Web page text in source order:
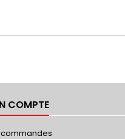
COMPTE